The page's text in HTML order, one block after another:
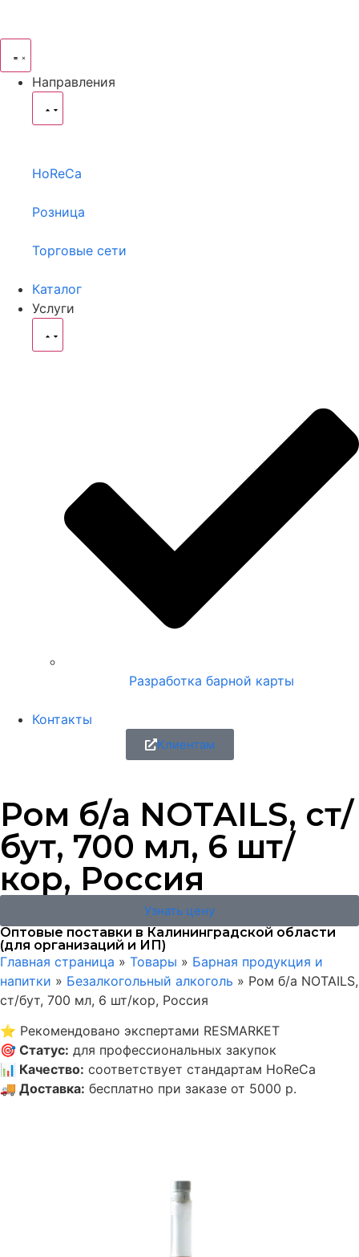
Направления
HoReCa
Розница
Торговые сети
Каталог
Услуги
Разработка барной карты
Контакты
Клиентам
Ром б/а NOTAILS, ст/
бут, 700 мл, 6 шт/
кор, Россия
Узнать цену
Оптовые поставки в Калининградской области
(для организаций и ИП)
Главная страница » Товары » Барная продукция и
напитки » Безалкогольный алкоголь » Ром б/а NOTAILS,
ст/бут, 700 мл, 6 шт/кор, Россия
⭐ Рекомендовано экспертами RESMARKET
🎯 Статус: для профессиональных закупок
📊 Качество: соответствует стандартам HoReCa
🚚 Доставка: бесплатно при заказе от 5000 р.